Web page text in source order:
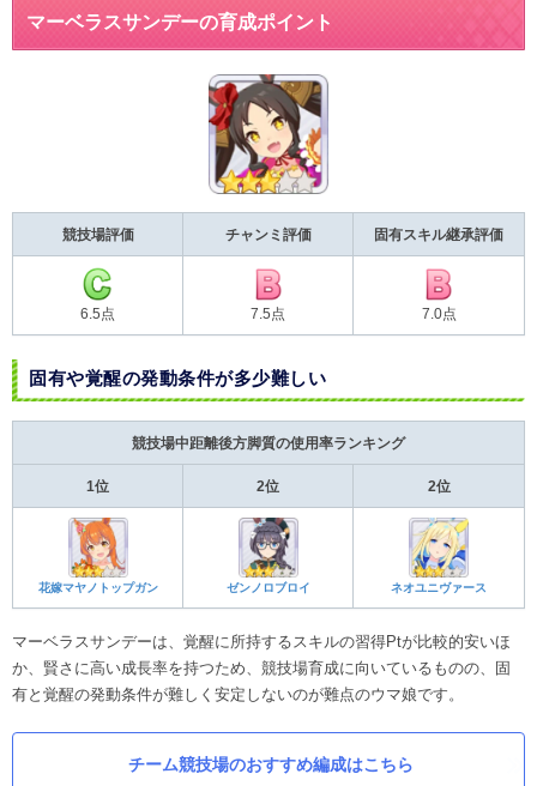
マーベラスサンデーの育成ポイント
競技場評価 チャンミ評価 固有スキル継承評価
6.5点 7.5点 7.0点
固有や覚醒の発動条件が多少難しい
競技場中距離後方脚質の使用率ランキング
1位 2位 2位
花嫁マヤノトップガン ゼンノロブロイ ネオユニヴァース
マーベラスサンデーは、覚醒に所持するスキルの習得Ptが比較的安いほ
か、賢さに高い成長率を持つため、競技場育成に向いているものの、固
有と覚醒の発動条件が難しく安定しないのが難点のウマ娘です。
チーム競技場のおすすめ編成はこちら